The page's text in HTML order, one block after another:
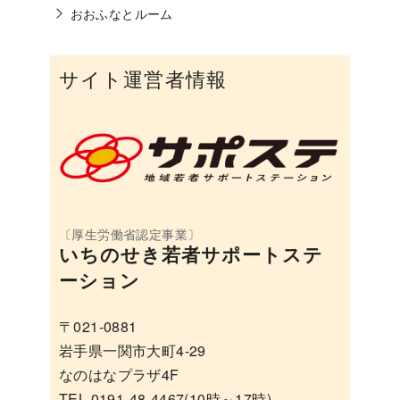
おおふなとルーム
サイト運営者情報
いちのせき若者サポートステ
ーション
〒021-0881
岩手県一関市大町4-29
なのはなプラザ4F